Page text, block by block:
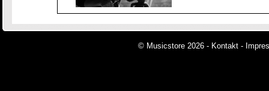
© Musicstore 2026 - Kontakt -